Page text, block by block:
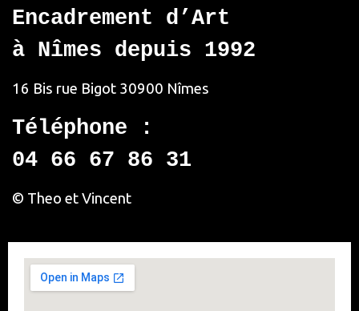
Encadrement d’Art
à Nîmes depuis 1992
16 Bis rue Bigot 30900 Nîmes
Téléphone :
04 66 67 86 31
© Theo et Vincent